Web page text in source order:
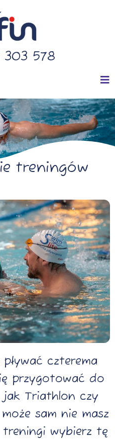
303 578
treningów
czterema
przygotować do
Triathlon czy
sam nie masz
treningi wybierz tę